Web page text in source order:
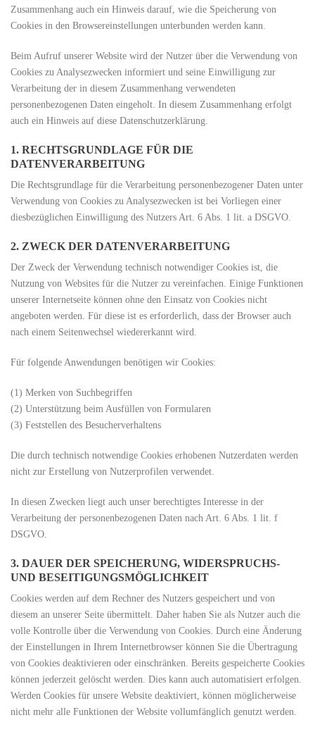
Zusammenhang auch ein Hinweis darauf, wie die Speicherung von
Cookies in den Browsereinstellungen unterbunden werden kann.
Beim Aufruf unserer Website wird der Nutzer über die Verwendung von
Cookies zu Analysezwecken informiert und seine Einwilligung zur
Verarbeitung der in diesem Zusammenhang verwendeten
personenbezogenen Daten eingeholt. In diesem Zusammenhang erfolgt
auch ein Hinweis auf diese Datenschutzerklärung.
1. RECHTSGRUNDLAGE FÜR DIE
DATENVERARBEITUNG
Die Rechtsgrundlage für die Verarbeitung personenbezogener Daten unter
Verwendung von Cookies zu Analysezwecken ist bei Vorliegen einer
diesbezüglichen Einwilligung des Nutzers Art. 6 Abs. 1 lit. a DSGVO.
2. ZWECK DER DATENVERARBEITUNG
Der Zweck der Verwendung technisch notwendiger Cookies ist, die
Nutzung von Websites für die Nutzer zu vereinfachen. Einige Funktionen
unserer Internetseite können ohne den Einsatz von Cookies nicht
angeboten werden. Für diese ist es erforderlich, dass der Browser auch
nach einem Seitenwechsel wiedererkannt wird.
Für folgende Anwendungen benötigen wir Cookies:
(1) Merken von Suchbegriffen
(2) Unterstützung beim Ausfüllen von Formularen
(3) Feststellen des Besucherverhaltens
Die durch technisch notwendige Cookies erhobenen Nutzerdaten werden
nicht zur Erstellung von Nutzerprofilen verwendet.
In diesen Zwecken liegt auch unser berechtigtes Interesse in der
Verarbeitung der personenbezogenen Daten nach Art. 6 Abs. 1 lit. f
DSGVO.
3. DAUER DER SPEICHERUNG, WIDERSPRUCHS-
UND BESEITIGUNGSMÖGLICHKEIT
Cookies werden auf dem Rechner des Nutzers gespeichert und von
diesem an unserer Seite übermittelt. Daher haben Sie als Nutzer auch die
volle Kontrolle über die Verwendung von Cookies. Durch eine Änderung
der Einstellungen in Ihrem Internetbrowser können Sie die Übertragung
von Cookies deaktivieren oder einschränken. Bereits gespeicherte Cookies
können jederzeit gelöscht werden. Dies kann auch automatisiert erfolgen.
Werden Cookies für unsere Website deaktiviert, können möglicherweise
nicht mehr alle Funktionen der Website vollumfänglich genutzt werden.